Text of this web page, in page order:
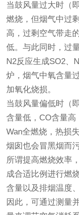
当鼓风量过大时（
燃烧，但烟气中过
高，过剩空气带走
低。与此同时，过
N2反应生成SO2、
炉，烟气中氧含量
加氧化烧损。
当鼓风量偏低时（
含量低，CO含量
Wan全燃烧，热损
烟囱也会冒黑烟而
所谓提高燃烧效率
成合适比例进行燃
含量以及排烟温度
因此，可通过测量